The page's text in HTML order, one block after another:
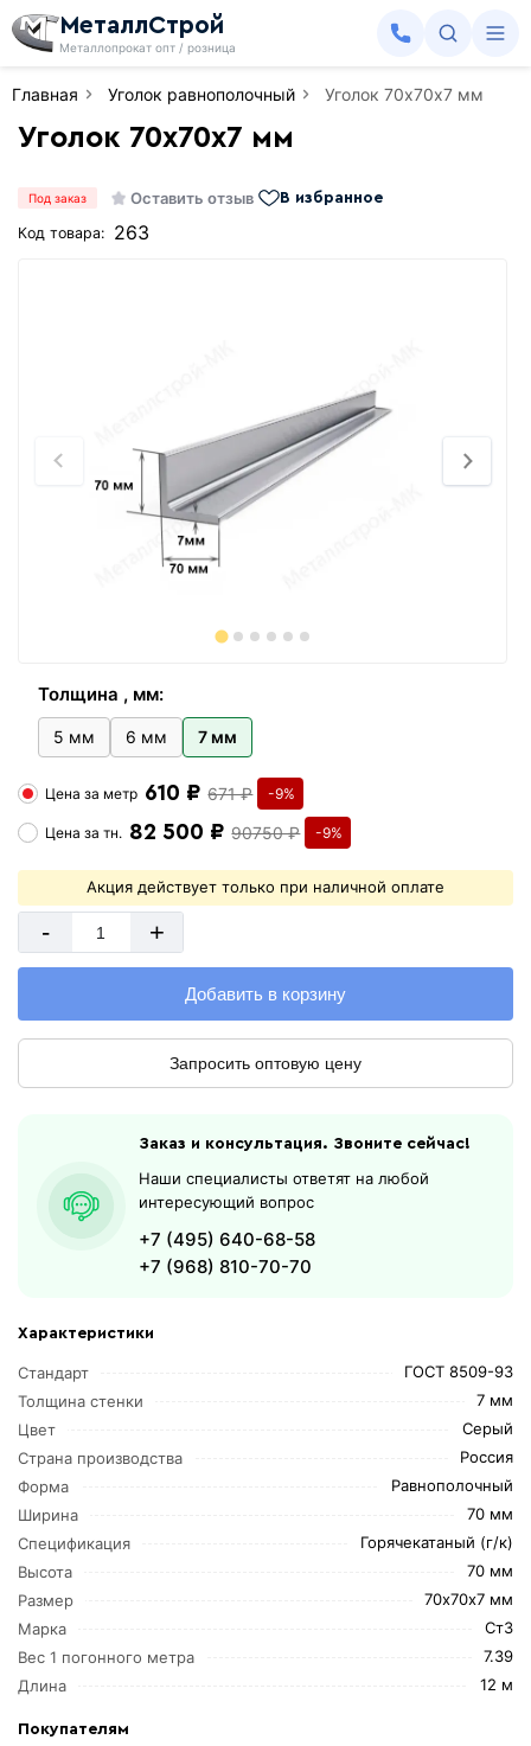
МеталлСтрой
Металлопрокат опт / розница
Главная Уголок равнополочный Уголок 70х70х7 мм
Уголок 70х70х7 мм
Под заказ Оставить отзыв В избранное
Код товара: 263
Толщина , мм:
5 мм 6 мм 7 мм
Характеристики
Стандарт
ГОСТ 8509-93
Толщина стенки
7 мм
Цвет
Серый
Страна производства
Россия
Форма
Равнополочный
Ширина
70 мм
Спецификация
Горячекатаный (г/к)
Высота
70 мм
Размер
70х70х7 мм
Марка
Ст3
Вес 1 погонного метра
7.39
Длина
12 м
Покупателям
Цена за метр 610 ₽ 671 ₽ -9%
Цена затн. 82 500 ₽ 90750 ₽ -9%
Акция действует только при наличной оплате
- +
Добавить в корзину
Запросить оптовую цену
Заказ и консультация. Звоните сейчас!
Наши специалисты ответят на любой
интересующий вопрос
+7 (495) 640-68-58
+7 (968) 810-70-70